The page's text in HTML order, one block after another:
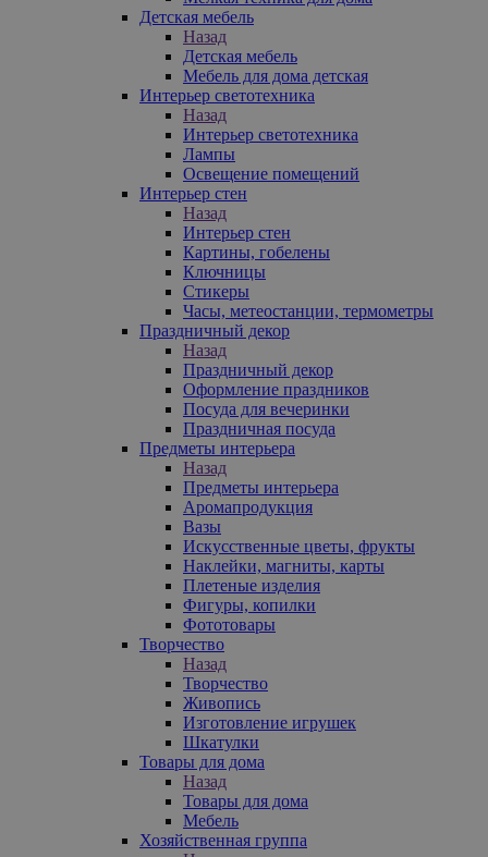
Детская мебель
Назад
Детская мебель
Мебель для дома детская
Интерьер светотехника
Назад
Интерьер светотехника
Лампы
Освещение помещений
Интерьер стен
Назад
Интерьер стен
Картины, гобелены
Ключницы
Стикеры
Часы, метеостанции, термометры
Праздничный декор
Назад
Праздничный декор
Оформление праздников
Посуда для вечеринки
Праздничная посуда
Предметы интерьера
Назад
Предметы интерьера
Аромапродукция
Вазы
Искусственные цветы, фрукты
Наклейки, магниты, карты
Плетеные изделия
Фигуры, копилки
Фототовары
Творчество
Назад
Творчество
Живопись
Изготовление игрушек
Шкатулки
Товары для дома
Назад
Товары для дома
Мебель
Хозяйственная группа